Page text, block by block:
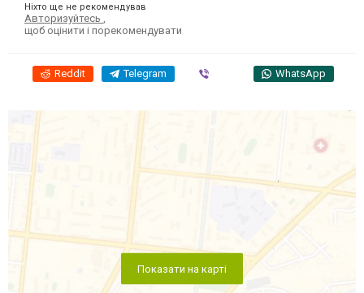
Ніхто ще не рекомендував
Авторизуйтесь
щоб оцінити і порекомендувати
Reddit Telegram WhatsApp
Показати на карті